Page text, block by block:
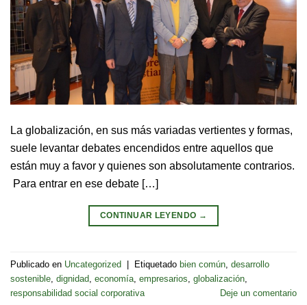
La globalización, en sus más variadas vertientes y formas,
suele levantar debates encendidos entre aquellos que
están muy a favor y quienes son absolutamente contrarios.
Para entrar en ese debate […]
CONTINUAR LEYENDO →
Publicado en Uncategorized | Etiquetado bien común desarrollo
sostenible dignidad economía empresarios globalización
responsabilidad social corporativa
Deje un comentario